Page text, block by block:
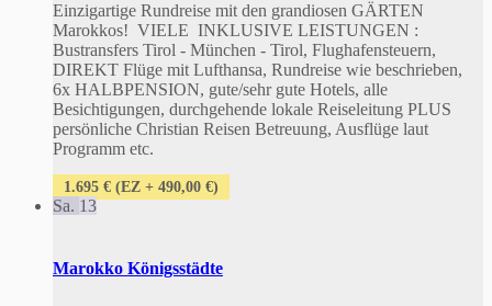
Einzigartige Rundreise mit den grandiosen GÄRTEN
Marokkos! VIELE INKLUSIVE LEISTUNGEN :
Bustransfers Tirol - München - Tirol, Flughafensteuern,
DIREKT Flüge mit Lufthansa, Rundreise wie beschrieben,
6x HALBPENSION, gute/sehr gute Hotels, alle
Besichtigungen, durchgehende lokale Reiseleitung PLUS
persönliche Christian Reisen Betreuung, Ausflüge laut
Programm etc.
1.695 € (EZ + 490,00 €)
Sa. 13
Marokko Königsstädte